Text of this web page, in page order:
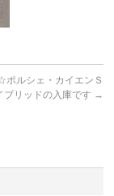
ルシェ・カイエンＳ
ブリッドの入庫です →